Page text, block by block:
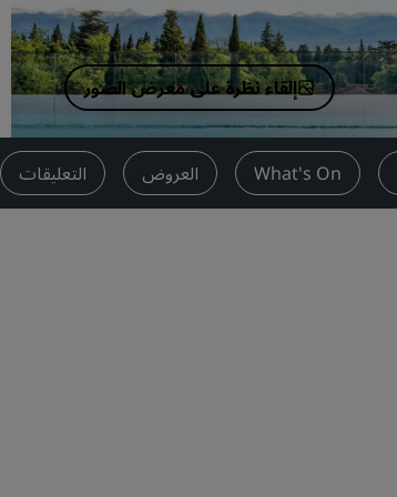
اطلب عرض أسعار
وجهات الفعاليات
حلول الصناعة
البحث عن الرحلات
البحث عن الرحلات
إلقاء نظرة على معرض الصور
What's On العروض التعليقات